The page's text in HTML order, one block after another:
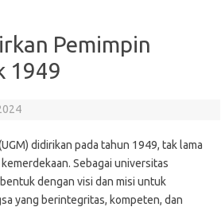
Pemimpin
1949
didirikan pada tahun 1949, tak lama
Sebagai universitas
dengan visi dan misi untuk
yang berintegritas, kompeten, dan